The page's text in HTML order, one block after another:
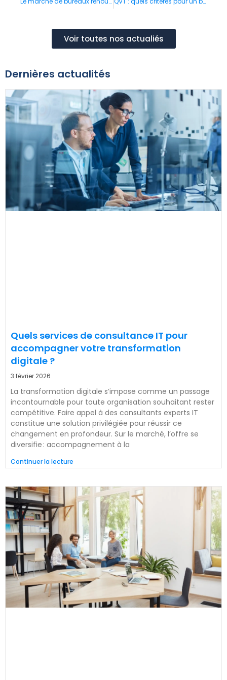
Voir toutes nos actualiés
Dernières actualités
Quels services de consultance IT pour
accompagner votre transformation
digitale ?
3 février 2026
La transformation digitale s’impose comme un passage
incontournable pour toute organisation souhaitant rester
compétitive. Faire appel à des consultants experts IT
constitue une solution privilégiée pour réussir ce
changement en profondeur. Sur le marché, l’offre se
diversifie : accompagnement à la
Continuer la lecture